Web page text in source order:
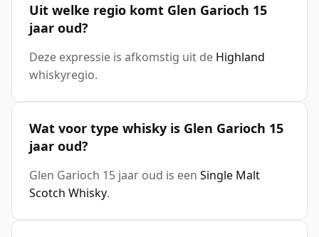
Uit welke regio komt Glen Garioch 15
jaar oud?
Deze expressie is afkomstig uit de Highland
whiskyregio.
Wat voor type whisky is Glen Garioch 15
jaar oud?
Glen Garioch 15 jaar oud is een Single Malt
Scotch Whisky.